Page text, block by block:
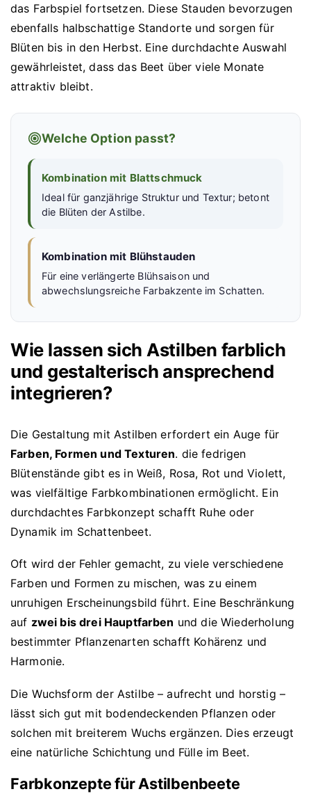
das Farbspiel fortsetzen. Diese Stauden bevorzugen
ebenfalls halbschattige Standorte und sorgen für
Blüten bis in den Herbst. Eine durchdachte Auswahl
gewährleistet, dass das Beet über viele Monate
attraktiv bleibt.
Welche Option passt?
Kombination mit Blattschmuck
Ideal für ganzjährige Struktur und Textur; betont
die Blüten der Astilbe.
Kombination mit Blühstauden
Für eine verlängerte Blühsaison und
abwechslungsreiche Farbakzente im Schatten.
Wie lassen sich Astilben farblich
und gestalterisch ansprechend
integrieren?
Die Gestaltung mit Astilben erfordert ein Auge für
Farben, Formen und Texturen. die fedrigen
Blütenstände gibt es in Weiß, Rosa, Rot und Violett,
was vielfältige Farbkombinationen ermöglicht. Ein
durchdachtes Farbkonzept schafft Ruhe oder
Dynamik im Schattenbeet.
Oft wird der Fehler gemacht, zu viele verschiedene
Farben und Formen zu mischen, was zu einem
unruhigen Erscheinungsbild führt. Eine Beschränkung
auf zwei bis drei Hauptfarben und die Wiederholung
bestimmter Pflanzenarten schafft Kohärenz und
Harmonie.
Die Wuchsform der Astilbe – aufrecht und horstig –
lässt sich gut mit bodendeckenden Pflanzen oder
solchen mit breiterem Wuchs ergänzen. Dies erzeugt
eine natürliche Schichtung und Fülle im Beet.
Farbkonzepte für Astilbenbeete